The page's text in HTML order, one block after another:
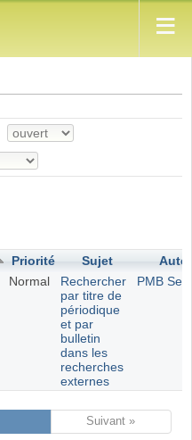
Priorité Sujet
Normal
Rechercher
par titre de
périodique
et par
bulletin
dans les
recherches
externes
PMB
Suivant »